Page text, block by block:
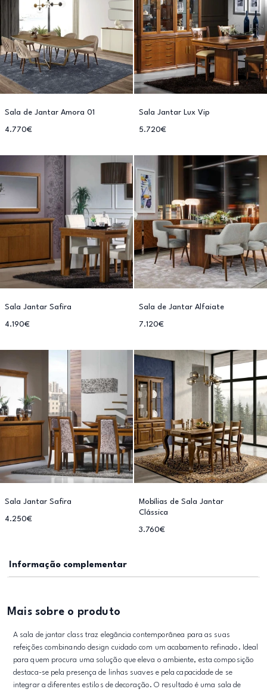
Sala de Jantar Amora 01
4.770€
Sala Jantar Lux Vip
5.720€
Sala Jantar Safira
4.190€
Sala de Jantar Alfaiate
7.120€
Sala Jantar Safira
4.250€
Mobílias de Sala Jantar
Clássica
3.760€
Informação complementar
Mais sobre o produto
A sala de jantar class traz elegância contemporânea para as suas
refeições combinando design cuidado com um acabamento refinado. Ideal
para quem procura uma solução que eleva o ambiente, esta composição
destaca-se pela presença de linhas suaves e pela capacidade de se
integrar a diferentes estilos de decoração. O resultado é uma sala de